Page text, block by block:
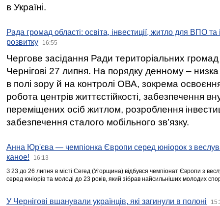
в Україні.
Рада громад області: освіта, інвестиції, житло для ВПО
розвитку
16:55
Чергове засідання Ради територіальних громад
Чернігові 27 липня. На порядку денному –
в полі зору й на контролі ОВА, зокрема освоєння
робота центрів життєстійкості, забезпечення
переміщених осіб житлом, розроблення
забезпечення сталого мобільного зв’язку.
Анна Юр'єва — чемпіонка Європи серед юніорок з
каное!
16:13
З 23 до 26 липня в місті Сегед (Угорщина) відбувся чемпіонат Європи з
серед юніорів та молоді до 23 років, який зібрав найсильніших молодих
У Чернігові вшанували українців, які загинули в полоні